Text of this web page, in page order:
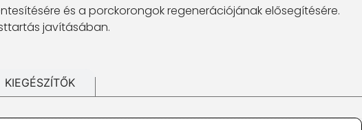
és a porckorongok regenerációjának elősegítésére.
javításában.
KIEGÉSZÍTŐK